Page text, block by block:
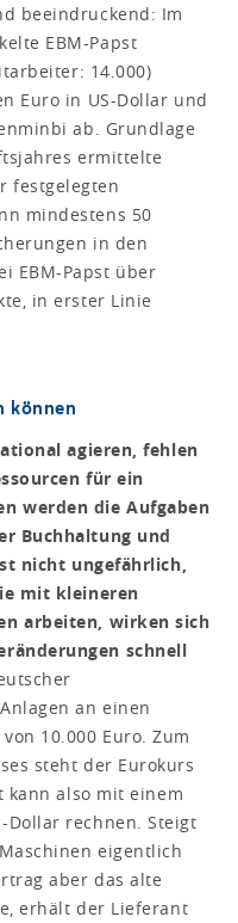
beeindruckend: Im
EBM-Papst
14.000)
Euro in US-Dollar und
ab. Grundlage
ermittelte
festgelegten
mindestens 50
in den
EBM-Papst über
in erster Linie
können
agieren, fehlen
für ein
werden die Aufgaben
Buchhaltung und
nicht ungefährlich,
mit kleineren
arbeiten, wirken sich
schnell
an einen
10.000 Euro. Zum
steht der Eurokurs
kann also mit einem
Dollar rechnen. Steigt
eigentlich
aber das alte
erhält der Lieferant